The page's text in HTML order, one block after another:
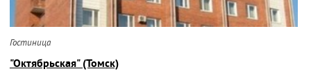
Гостиница
"Октябрьская" (Томск)